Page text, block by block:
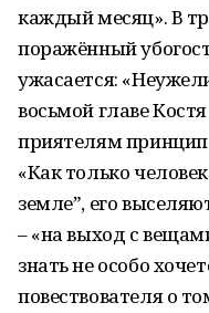
каждый месяц». В
поражённый
ужасается:
восьмой главе
приятелям
«Как только
землеˮ, его
– «на выход с
знать не особо
повествователя о